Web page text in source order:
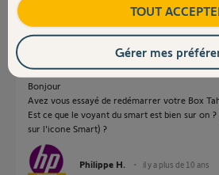
Réponses
Bonjour
Avez vous essayé de redémarrer votre Box
Est ce que le voyant du smart est bien sur on
sur l'icone Smart) ?
Philippe H. il y a plus de 10 ans
TOUT
Gérer mes